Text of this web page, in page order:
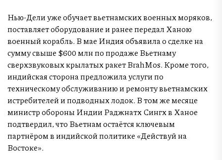
Нью-Дели уже обучает вьетнамских военных моряков,
поставляет оборудование и ранее передал Ханою
военный корабль. В мае Индия объявила о сделке на
сумму свыше $600 млн по продаже Вьетнаму
сверхзвуковых крылатых ракет BrahMos. Кроме того,
индийская сторона предложила услуги по
техническому обслуживанию и ремонту вьетнамских
истребителей и подводных лодок. В том же месяце
министр обороны Индии Раджнатх Сингх в Ханое
подтвердил, что Вьетнам остаётся ключевым
партнёром в индийской политике «Действуй на
Востоке».